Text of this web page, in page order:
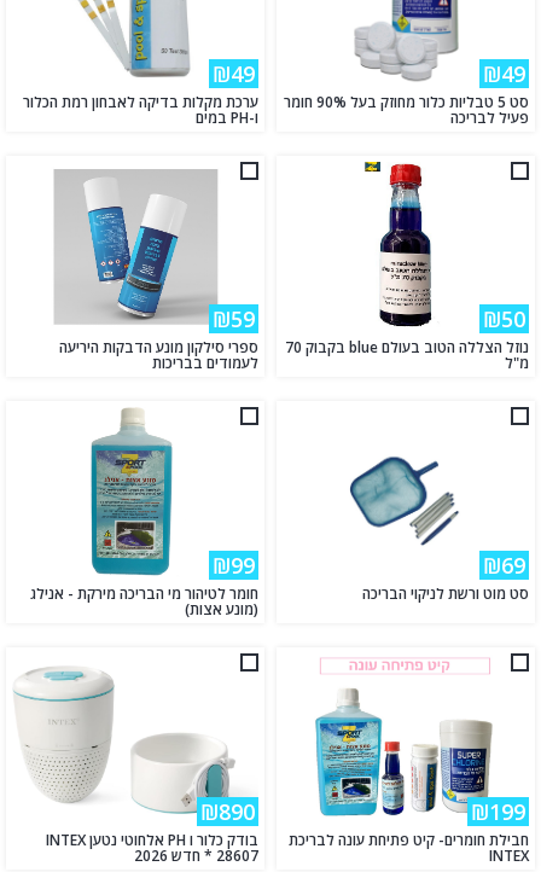
₪49
סט 5 טבליות כלור מחוזק בעל 90% חומר
פעיל לבריכה
₪49
ערכת מקלות בדיקה לאבחון רמת הכלור
ו-PH במים
₪50
נוזל הצללה הטוב בעולם blue בקבוק 70
מ"ל
₪59
ספרי סילקון מונע הדבקות היריעה
לעמודים בבריכות
₪69
סט מוט ורשת לניקוי הבריכה
₪99
חומר לטיהור מי הבריכה מירקת - אנילג
(מונע אצות)
₪199
חבילת חומרים- קיט פתיחת עונה לבריכת
INTEX
₪890
בודק כלור ו PH אלחוטי נטען INTEX
28607 * חדש 2026